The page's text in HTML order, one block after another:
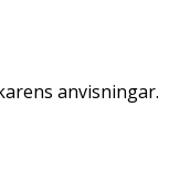
anvisningar.